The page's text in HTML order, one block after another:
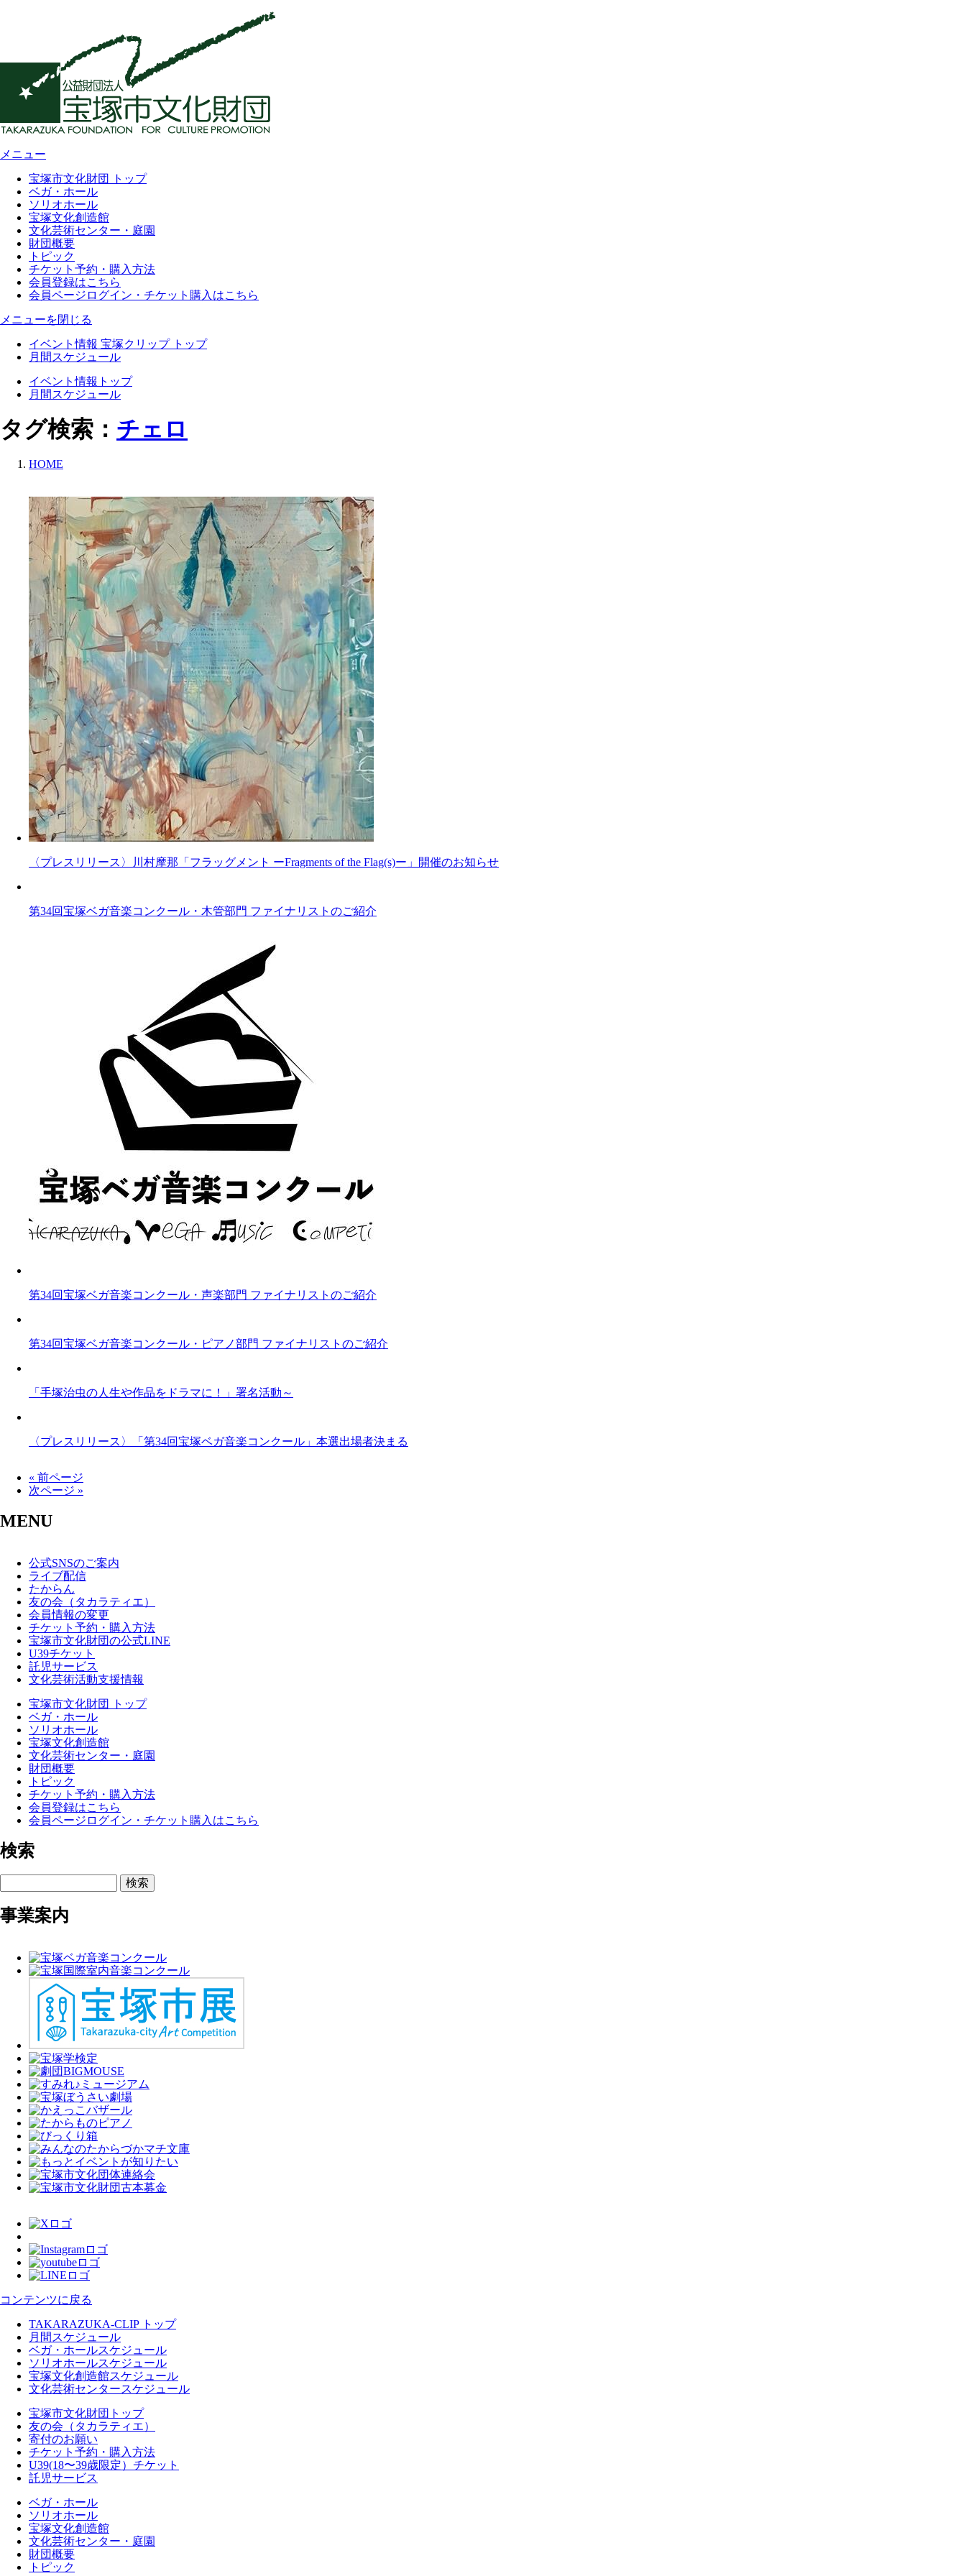
メニュー
宝塚市文化財団 トップ
ベガ・ホール
ソリオホール
宝塚文化創造館
文化芸術センター・庭園
財団概要
トピック
チケット予約・購入方法
会員登録はこちら
会員ページログイン・チケット購入はこちら
メニューを閉じる
イベント情報 宝塚クリップ トップ
月間スケジュール
イベント情報トップ
月間スケジュール
タグ検索： チェロ
HOME
〈プレスリリース〉川村摩那「フラッグメント ーFragments of the Flag(s)ー」開催のお知らせ
第34回宝塚ベガ音楽コンクール・木管部門 ファイナリストのご紹介
第34回宝塚ベガ音楽コンクール・声楽部門 ファイナリストのご紹介
第34回宝塚ベガ音楽コンクール・ピアノ部門 ファイナリストのご紹介
「手塚治虫の人生や作品をドラマに！」署名活動～
〈プレスリリース〉「第34回宝塚ベガ音楽コンクール」本選出場者決まる
« 前ページ
次ページ »
MENU
公式SNSのご案内
ライブ配信
たからん
友の会（タカラティエ）
会員情報の変更
チケット予約・購入方法
宝塚市文化財団の公式LINE
U39チケット
託児サービス
文化芸術活動支援情報
宝塚市文化財団 トップ
ベガ・ホール
ソリオホール
宝塚文化創造館
文化芸術センター・庭園
財団概要
トピック
チケット予約・購入方法
会員登録はこちら
会員ページログイン・チケット購入はこちら
検索
検索
事業案内
コンテンツに戻る
TAKARAZUKA-CLIP トップ
月間スケジュール
ベガ・ホールスケジュール
ソリオホールスケジュール
宝塚文化創造館スケジュール
文化芸術センタースケジュール
宝塚市文化財団トップ
友の会（タカラティエ）
寄付のお願い
チケット予約・購入方法
U39(18〜39歳限定）チケット
託児サービス
ベガ・ホール
ソリオホール
宝塚文化創造館
文化芸術センター・庭園
財団概要
トピック